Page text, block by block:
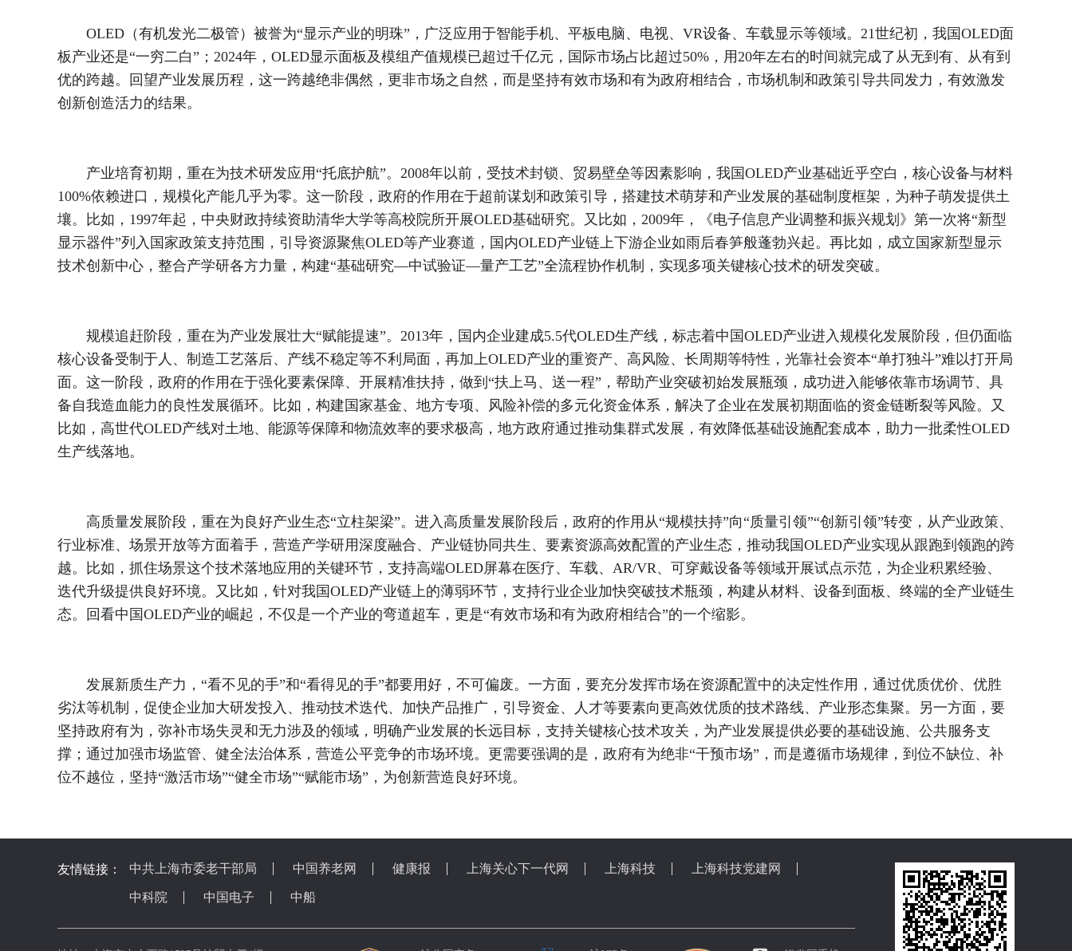
OLED（有机发光二极管）被誉为“显示产业的明珠”，广泛应用于智能手机、平板电脑、电视、VR设备、车载显示等领域。21世纪初，我国OLED面
板产业还是“一穷二白”；2024年，OLED显示面板及模组产值规模已超过千亿元，国际市场占比超过50%，用20年左右的时间就完成了从无到有、从有到
优的跨越。回望产业发展历程，这一跨越绝非偶然，更非市场之自然，而是坚持有效市场和有为政府相结合，市场机制和政策引导共同发力，有效激发
创新创造活力的结果。
产业培育初期，重在为技术研发应用“托底护航”。2008年以前，受技术封锁、贸易壁垒等因素影响，我国OLED产业基础近乎空白，核心设备与材料
100%依赖进口，规模化产能几乎为零。这一阶段，政府的作用在于超前谋划和政策引导，搭建技术萌芽和产业发展的基础制度框架，为种子萌发提供土
壤。比如，1997年起，中央财政持续资助清华大学等高校院所开展OLED基础研究。又比如，2009年，《电子信息产业调整和振兴规划》第一次将“新型
显示器件”列入国家政策支持范围，引导资源聚焦OLED等产业赛道，国内OLED产业链上下游企业如雨后春笋般蓬勃兴起。再比如，成立国家新型显示
技术创新中心，整合产学研各方力量，构建“基础研究—中试验证—量产工艺”全流程协作机制，实现多项关键核心技术的研发突破。
规模追赶阶段，重在为产业发展壮大“赋能提速”。2013年，国内企业建成5.5代OLED生产线，标志着中国OLED产业进入规模化发展阶段，但仍面临
核心设备受制于人、制造工艺落后、产线不稳定等不利局面，再加上OLED产业的重资产、高风险、长周期等特性，光靠社会资本“单打独斗”难以打开局
面。这一阶段，政府的作用在于强化要素保障、开展精准扶持，做到“扶上马、送一程”，帮助产业突破初始发展瓶颈，成功进入能够依靠市场调节、具
备自我造血能力的良性发展循环。比如，构建国家基金、地方专项、风险补偿的多元化资金体系，解决了企业在发展初期面临的资金链断裂等风险。又
比如，高世代OLED产线对土地、能源等保障和物流效率的要求极高，地方政府通过推动集群式发展，有效降低基础设施配套成本，助力一批柔性OLED
生产线落地。
高质量发展阶段，重在为良好产业生态“立柱架梁”。进入高质量发展阶段后，政府的作用从“规模扶持”向“质量引领”“创新引领”转变，从产业政策、
行业标准、场景开放等方面着手，营造产学研用深度融合、产业链协同共生、要素资源高效配置的产业生态，推动我国OLED产业实现从跟跑到领跑的跨
越。比如，抓住场景这个技术落地应用的关键环节，支持高端OLED屏幕在医疗、车载、AR/VR、可穿戴设备等领域开展试点示范，为企业积累经验、
迭代升级提供良好环境。又比如，针对我国OLED产业链上的薄弱环节，支持行业企业加快突破技术瓶颈，构建从材料、设备到面板、终端的全产业链生
态。回看中国OLED产业的崛起，不仅是一个产业的弯道超车，更是“有效市场和有为政府相结合”的一个缩影。
发展新质生产力，“看不见的手”和“看得见的手”都要用好，不可偏废。一方面，要充分发挥市场在资源配置中的决定性作用，通过优质优价、优胜
劣汰等机制，促使企业加大研发投入、推动技术迭代、加快产品推广，引导资金、人才等要素向更高效优质的技术路线、产业形态集聚。另一方面，要
坚持政府有为，弥补市场失灵和无力涉及的领域，明确产业发展的长远目标，支持关键核心技术攻关，为产业发展提供必要的基础设施、公共服务支
撑；通过加强市场监管、健全法治体系，营造公平竞争的市场环境。更需要强调的是，政府有为绝非“干预市场”，而是遵循市场规律，到位不缺位、补
位不越位，坚持“激活市场”“健全市场”“赋能市场”，为创新营造良好环境。
友情链接： 中共上海市委老干部局 中国养老网 健康报 上海关心下一代网 上海科技 上海科技党建网
中科院 中国电子 中船